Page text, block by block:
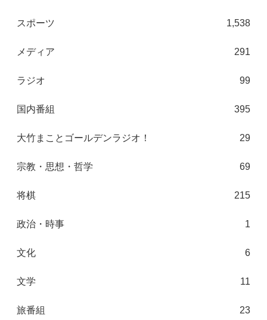
スポーツ 1,538
メディア 291
ラジオ 99
国内番組 395
大竹まことゴールデンラジオ！ 29
宗教・思想・哲学 69
将棋 215
政治・時事 1
文化 6
文学 11
旅番組 23